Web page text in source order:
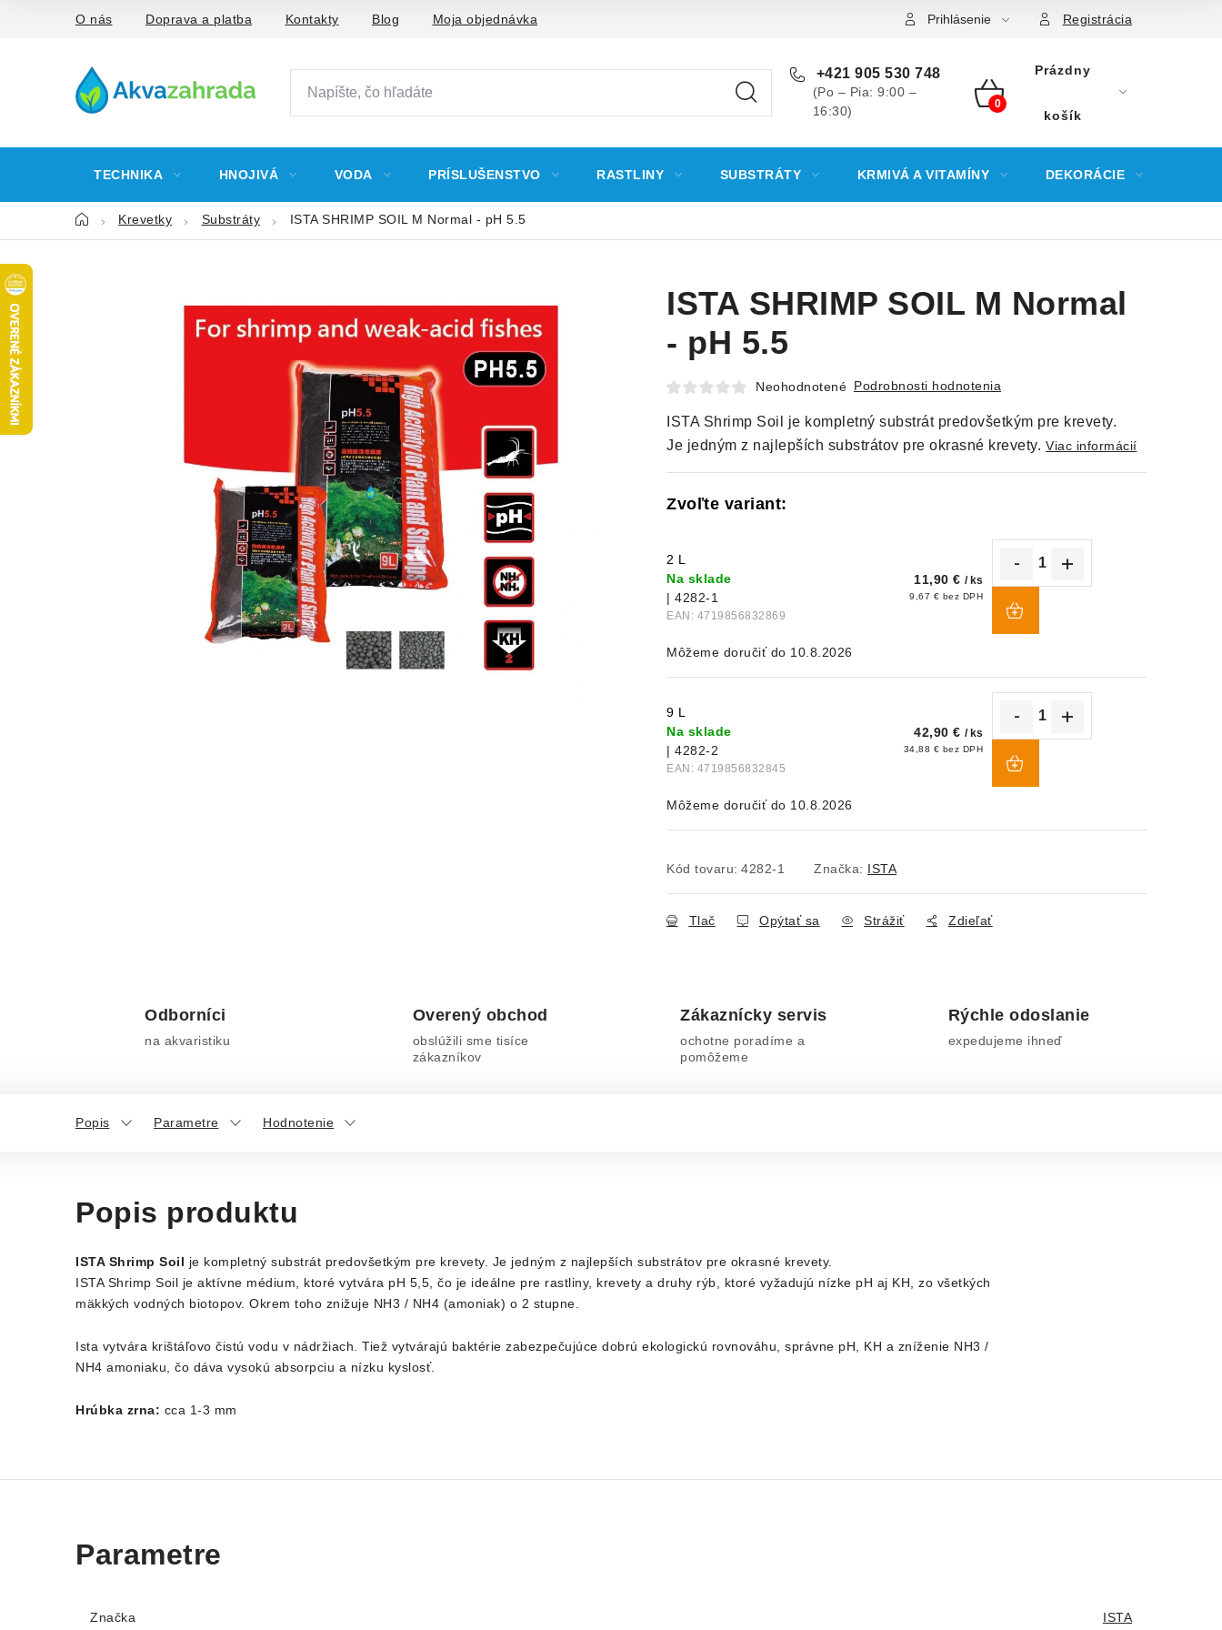
O nás Doprava a platba Kontakty Blog Moja objednávka Prihlásenie Registrácia
+421 905 530 748
(Po – Pia: 9:00 –
16:30)
NÁKUPNÝ
Prázdny
košík
TECHNIKA HNOJIVÁ VODA PRÍSLUŠENSTVO RASTLINY SUBSTRÁTY KRMIVÁ A VITAMÍNY DEKORÁCIE
DomovKrevetky Substráty ISTA SHRIMP SOIL M Normal - pH 5.5
ISTA SHRIMP SOIL M Normal
- pH 5.5
Neohodnotené Podrobnosti hodnotenia
ISTA Shrimp Soil je kompletný substrát predovšetkým pre krevety.
Je jedným z najlepších substrátov pre okrasné krevety. Viac informácií
2 L
Na sklade
| 4282-1
EAN: 4719856832869
11,90 € / ks
9,67 € bez DPH
10.8.2026
9 L
Na sklade
| 4282-2
EAN: 4719856832845
42,90 € / ks
34,88 € bez DPH
10.8.2026
Kód tovaru: 4282-1 Značka: ISTA
Tlač Opýtať sa Strážiť Zdieľať
Odborníci
na akvaristiku
Overený obchod
obslúžili sme tisíce
zákazníkov
Zákaznícky servis
ochotne poradíme a
pomôžeme
Rýchle odoslanie
expedujeme ihneď
Popis Parametre Hodnotenie
Popis produktu
ISTA Shrimp Soil je kompletný substrát predovšetkým pre krevety. Je jedným z najlepších substrátov pre okrasné krevety.
ISTA Shrimp Soil je aktívne médium, ktoré vytvára pH 5,5, čo je ideálne pre rastliny, krevety a druhy rýb, ktoré vyžadujú nízke pH aj KH, zo všetkých
mäkkých vodných biotopov. Okrem toho znižuje NH3 / NH4 (amoniak) o 2 stupne.
Ista vytvára krištáľovo čistú vodu v nádržiach. Tiež vytvárajú baktérie zabezpečujúce dobrú ekologickú rovnováhu, správne pH, KH a zníženie NH3 /
NH4 amoniaku, čo dáva vysokú absorpciu a nízku kyslosť.
Hrúbka zrna: cca 1-3 mm
Značka ISTA